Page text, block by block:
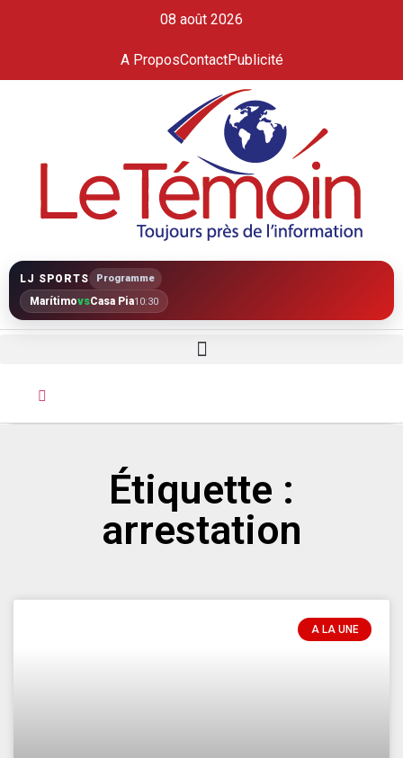
08 août 2026
A ProposContactPublicité
LJ SPORTS Programme
MarítimovsCasa Pia10:30
Étiquette :
arrestation
A LA UNE